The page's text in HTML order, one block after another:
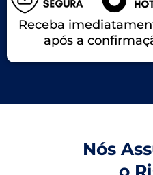
Receba
após a
Nós